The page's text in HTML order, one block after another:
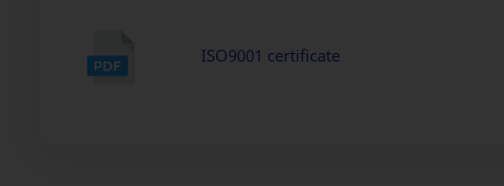
ISO9001 certificate